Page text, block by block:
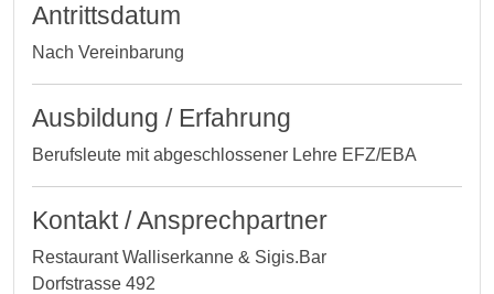
Antrittsdatum
Nach Vereinbarung
Ausbildung / Erfahrung
Berufsleute mit abgeschlossener Lehre EFZ/EBA
Kontakt / Ansprechpartner
Restaurant Walliserkanne & Sigis.Bar
Dorfstrasse 492